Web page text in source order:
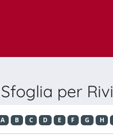
Sfoglia per
A B C D E F G H